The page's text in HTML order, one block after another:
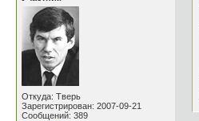
Откуда: Тверь
Зарегистрирован: 2007-09-21
Сообщений: 389